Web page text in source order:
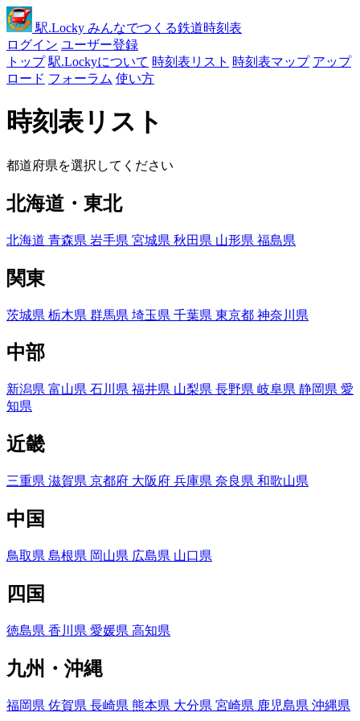
駅.Locky みんなでつくる鉄道時刻表
ログイン ユーザー登録
トップ 駅.Lockyについて 時刻表リスト 時刻表マップ アップ
ロード フォーラム 使い方
時刻表リスト
都道府県を選択してください
北海道・東北
北海道 青森県 岩手県 宮城県 秋田県 山形県 福島県
関東
茨城県 栃木県 群馬県 埼玉県 千葉県 東京都 神奈川県
中部
新潟県 富山県 石川県 福井県 山梨県 長野県 岐阜県 静岡県 愛
知県
近畿
三重県 滋賀県 京都府 大阪府 兵庫県 奈良県 和歌山県
中国
鳥取県 島根県 岡山県 広島県 山口県
四国
徳島県 香川県 愛媛県 高知県
九州・沖縄
福岡県 佐賀県 長崎県 熊本県 大分県 宮崎県 鹿児島県 沖縄県